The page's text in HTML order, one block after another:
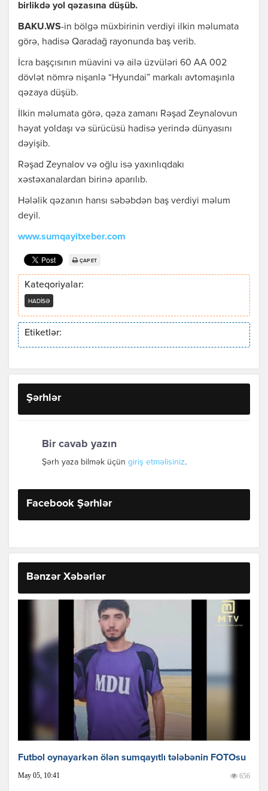
birlikdə yol qəzasına düşüb.
BAKU.WS-in bölgə müxbirinin verdiyi ilkin məlumata
görə, hadisə Qaradağ rayonunda baş verib.
İcra başçısının müavini və ailə üzvüləri 60 AA 002
dövlət nömrə nişanlə “Hyundai” markalı avtomaşınla
qəzaya düşüb.
İlkin məlumata görə, qəza zamanı Rəşad Zeynalovun
həyat yoldaşı və sürücüsü hadisə yerində dünyasını
dəyişib.
Rəşad Zeynalov və oğlu isə yaxınlıqdakı
xəstəxanalardan birinə aparılıb.
Hələlik qəzanın hansı səbəbdən baş verdiyi məlum
deyil.
www.sumqayitxeber.com
ÇAP ET
Kateqoriyalar:
HADISƏ
Etiketlər:
Şərhlər
Bir cavab yazın
Şərh yaza bilmək üçün giriş etməlisiniz.
Facebook Şərhlər
Bənzər Xəbərlər
Futbol oynayarkən ölən sumqayıtlı tələbənin FOTOsu
May 05, 10:41 656